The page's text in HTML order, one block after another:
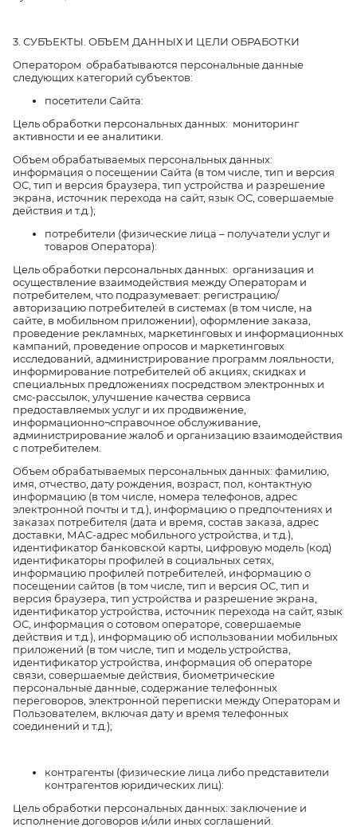
3. СУБЪЕКТЫ. ОБЪЕМ ДАННЫХ И ЦЕЛИ ОБРАБОТКИ
Оператором обрабатываются персональные данные
следующих категорий субъектов:
посетители Сайта:
Цель обработки персональных данных: мониторинг
активности и ее аналитики.
Объем обрабатываемых персональных данных:
информация о посещении Сайта (в том числе, тип и версия
ОС, тип и версия браузера, тип устройства и разрешение
экрана, источник перехода на сайт, язык ОС, совершаемые
действия и т.д.);
потребители (физические лица – получатели услуг и
товаров Оператора):
Цель обработки персональных данных: организация и
осуществление взаимодействия между Операторам и
потребителем, что подразумевает: регистрацию/
авторизацию потребителей в системах (в том числе, на
сайте, в мобильном приложении), оформление заказа,
проведение рекламных, маркетинговых и информационных
кампаний, проведение опросов и маркетинговых
исследований, администрирование программ лояльности,
информирование потребителей об акциях, скидках и
специальных предложениях посредством электронных и
смс-рассылок, улучшение качества сервиса
предоставляемых услуг и их продвижение,
информационно¬справочное обслуживание,
администрирование жалоб и организацию взаимодействия
с потребителем.
Объем обрабатываемых персональных данных: фамилию,
имя, отчество, дату рождения, возраст, пол, контактную
информацию (в том числе, номера телефонов, адрес
электронной почты и т.д.), информацию о предпочтениях и
заказах потребителя (дата и время, состав заказа, адрес
доставки, МАС-адрес мобильного устройства, и т.д.),
идентификатор банковской карты, цифровую модель (код)
идентификаторы профилей в социальных сетях,
информацию профилей потребителей, информацию о
посещении сайтов (в том числе, тип и версия ОС, тип и
версия браузера, тип устройства и разрешение экрана,
идентификатор устройства, источник перехода на сайт, язык
ОС, информация о сотовом операторе, совершаемые
действия и т.д.), информацию об использовании мобильных
приложений (в том числе, тип и модель устройства,
идентификатор устройства, информация об операторе
связи, совершаемые действия, биометрические
персональные данные, содержание телефонных
переговоров, электронной переписки между Операторам и
Пользователем, включая дату и время телефонных
соединений и т.д.);
контрагенты (физические лица либо представители
контрагентов юридических лиц):
Цель обработки персональных данных: заключение и
исполнение договоров и/или иных соглашений.